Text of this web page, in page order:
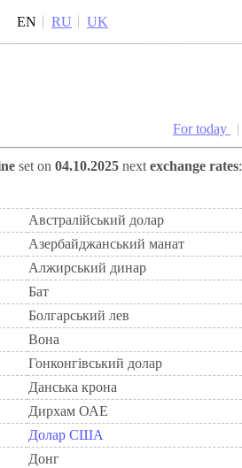
EN RU UK
For today
set on 04.10.2025 next exchange rates:
Австралійський долар
Азербайджанський манат
Алжирський динар
Бат
Болгарський лев
Вона
Гонконгівський долар
Данська крона
Дирхам ОАЕ
Долар США
Донг